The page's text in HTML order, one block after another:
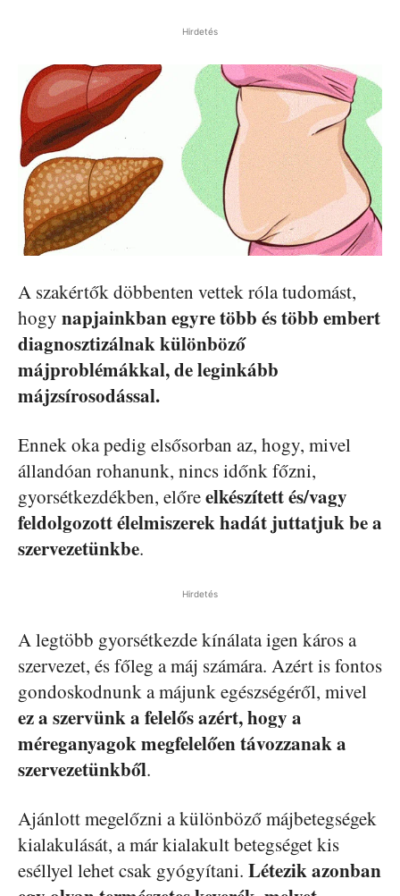
Hirdetés
A szakértők döbbenten vettek róla tudomást,
hogy napjainkban egyre több és több embert
diagnosztizálnak különböző
májproblémákkal, de leginkább
májzsírosodással.
Ennek oka pedig elsősorban az, hogy, mivel
állandóan rohanunk, nincs időnk főzni,
gyorsétkezdékben, előreelkészített és/vagy
feldolgozott élelmiszerek hadát juttatjuk be a
szervezetünkbe.
Hirdetés
A legtöbb gyorsétkezde kínálata igen káros a
szervezet, és főleg a máj számára. Azért is fontos
gondoskodnunk a májunk egészségéről, mivel
ez a szervünk a felelős azért, hogy a
méreganyagok megfelelően távozzanak a
szervezetünkből.
Ajánlott megelőzni a különböző májbetegségek
kialakulását, a már kialakult betegséget kis
eséllyel lehet csak gyógyítani. Létezik azonban